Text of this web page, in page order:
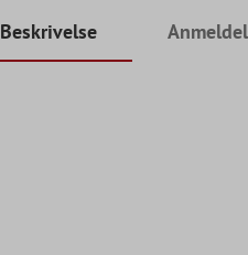
Beskrivelse